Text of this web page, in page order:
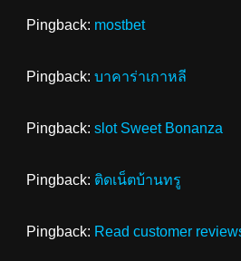
Pingback: mostbet
Pingback: บาคาร่าเกาหลี
Pingback: slot Sweet Bonanza
Pingback: ติดเน็ตบ้านทรู
Pingback: Read customer